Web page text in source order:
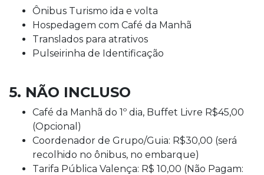
Ônibus Turismo ida e volta
Hospedagem com Café da Manhã
Translados para atrativos
Pulseirinha de Identificação
5. NÃO INCLUSO
Café da Manhã do 1º dia, Buffet Livre R$45,00
(Opcional)
Coordenador de Grupo/Guia: R$30,00 (será
recolhido no ônibus, no embarque)
Tarifa Pública Valença: R$ 10,00 (Não Pagam: